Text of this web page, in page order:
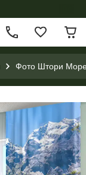
Фото Штори